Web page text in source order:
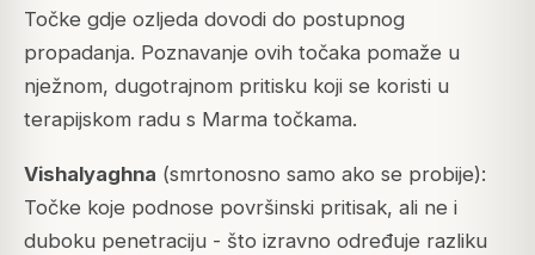
Točke gdje ozljeda dovodi do postupnog
propadanja. Poznavanje ovih točaka pomaže u
nježnom, dugotrajnom pritisku koji se koristi u
terapijskom radu s Marma točkama.
Vishalyaghna (smrtonosno samo ako se probije):
Točke koje podnose površinski pritisak, ali ne i
duboku penetraciju - što izravno određuje razliku